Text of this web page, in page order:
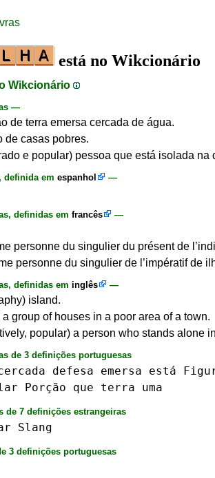
está no Wikcionário
Wikcionário
—
de terra emersa cercada de água.
de casas pobres.
e popular) pessoa que está isolada na
definida em espanhol —
definidas em francês —
personne du singulier du présent de
personne du singulier de l’impératif de
definidas em inglês —
island.
group of houses in a poor area of a town.
popular) a person who stands alone
de 3 definições portuguesas
defesa emersa está
Porção que terra uma
de 7 definições estrangeiras
Slang
3 definições portuguesas